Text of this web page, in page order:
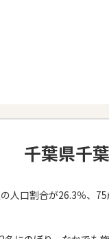
千葉県千
人口割合が26.3％、